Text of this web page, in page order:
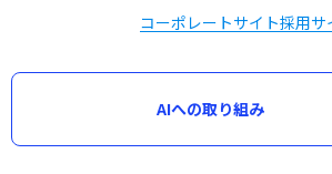
コーポレートサイト採用サ
AIへの取り組み